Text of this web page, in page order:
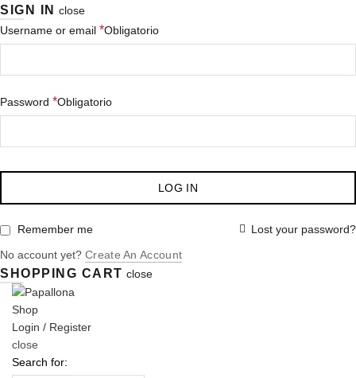
SIGN IN close
Username or email *Obligatorio
Password *Obligatorio
LOG IN
Lost your password?
Remember me
No account yet? Create An Account
SHOPPING CART close
Login / Register
close
Search for: